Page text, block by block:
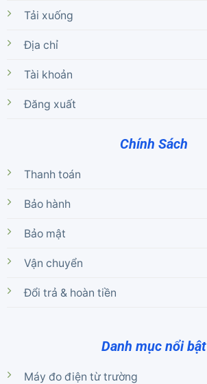
Tải xuống
Địa chỉ
Tài khoản
Đăng xuất
Chính Sách
Thanh toán
Bảo hành
Bảo mật
Vận chuyển
Đổi trả & hoàn tiền
Danh mục nổi bật
Máy đo điện từ trường